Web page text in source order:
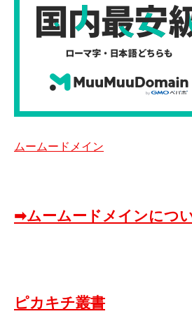
ムームードメイン
➡ムームードメインにつ
ピカキチ叢書